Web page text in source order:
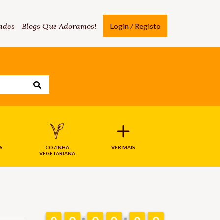
Blogs Que Adoramos! Login / Registo
COZINHA
VEGETARIANA
VER MAIS